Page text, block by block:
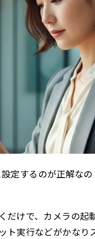
定するのが正解な
だけで、カメラの起
実行などがかなり
ライベート）